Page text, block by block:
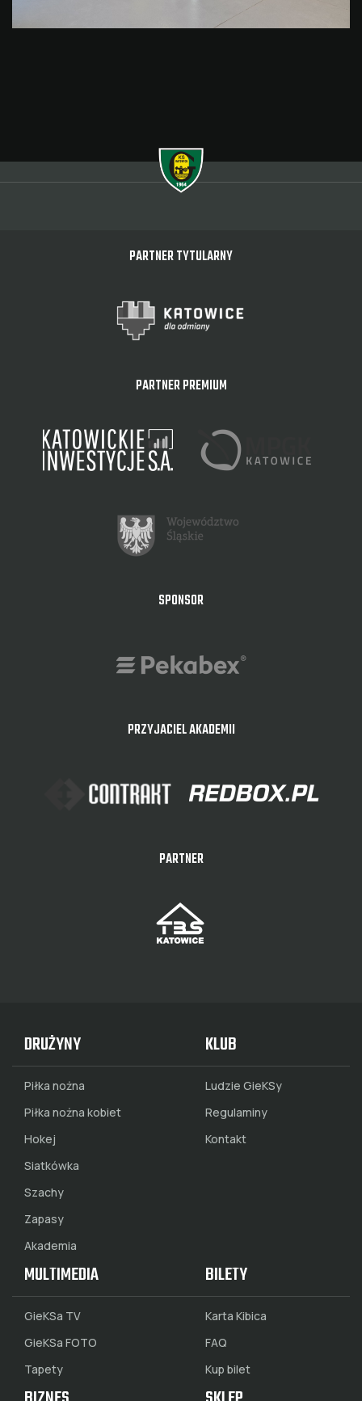
PARTNER TYTULARNY
PARTNER PREMIUM
SPONSOR
PRZYJACIEL AKADEMII
PARTNER
DRUŻYNY
Piłka nożna
Piłka nożna kobiet
Hokej
Siatkówka
Szachy
Zapasy
Akademia
KLUB
Ludzie GieKSy
Regulaminy
Kontakt
MULTIMEDIA
GieKSa TV
GieKSa FOTO
Tapety
BILETY
Karta Kibica
FAQ
Kup bilet